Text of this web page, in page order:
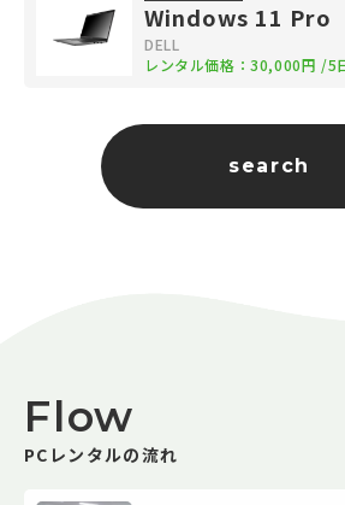
Windows 11 Pro
DELL
レンタル価格：30,000円 /5
search
Flow
PCレンタルの流れ